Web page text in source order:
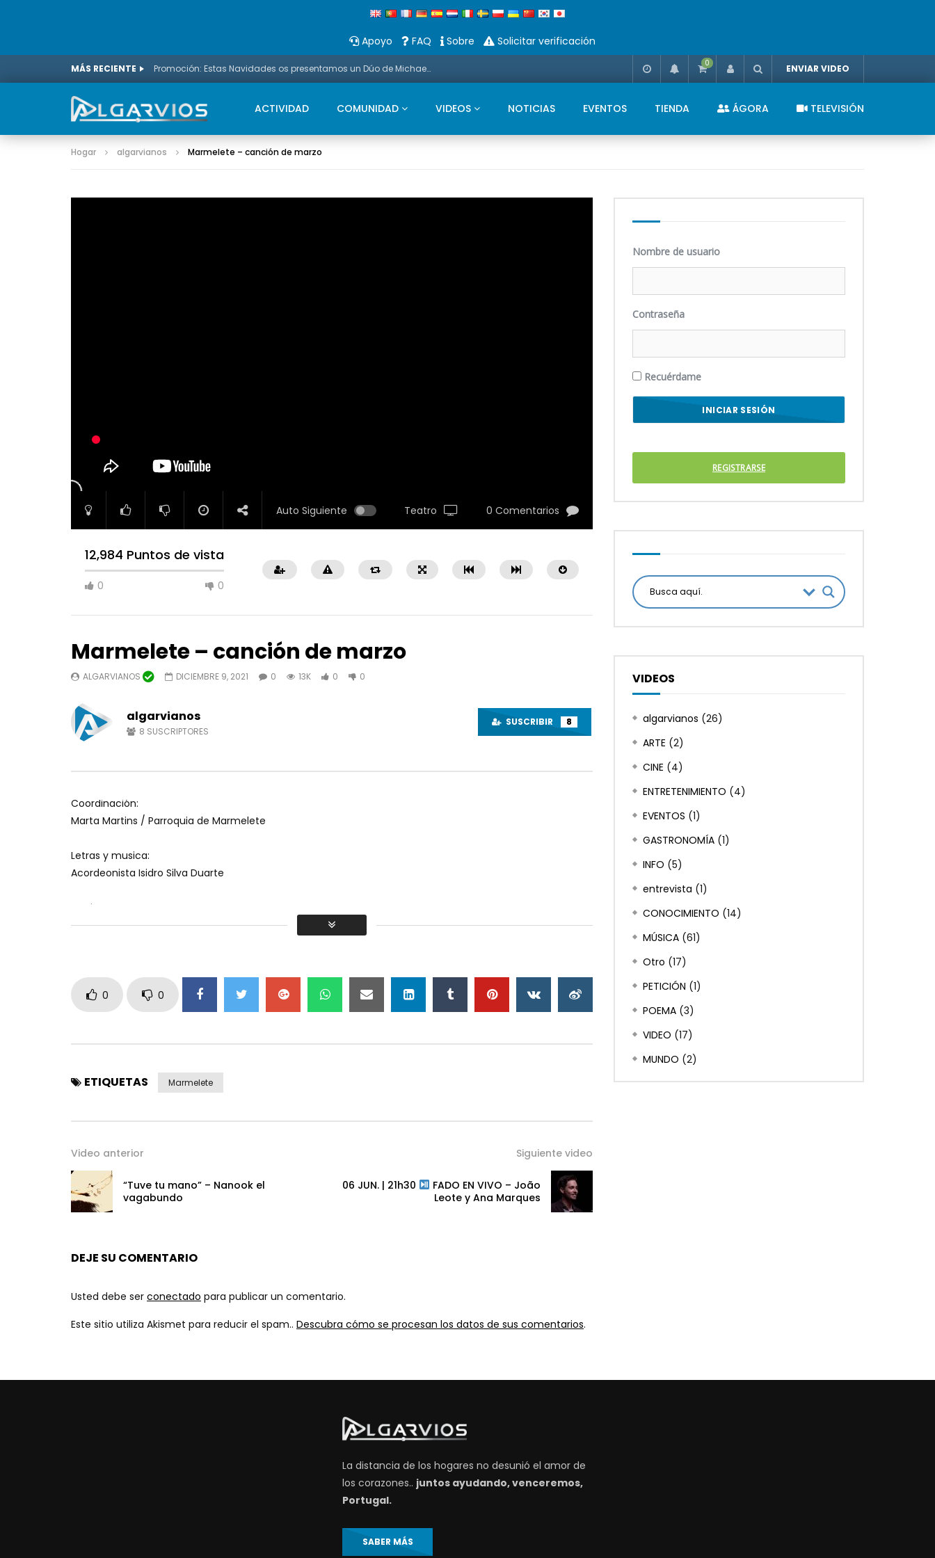
Apoyo FAQ Sobre Solicitar verificación
MÁS RECIENTE Promoción: Estas Navidades os presentamos un Dúo de Michael Bubble Y Saxo 0 ENVIAR VIDEO
ACTIVIDAD COMUNIDAD VIDEOS NOTICIAS EVENTOS TIENDA ÁGORA TELEVISIÓN
Hogar algarvianos Marmelete – canción de marzo
Auto Siguiente Teatro 0 Comentarios
12,984 Puntos de vista
0 0
TV Algarvios
01:48:24
AL Mouraria e Convidados –
ALGARVIANOS
JUNIO 28, 2024
ALGARVIANOS
0
Marmelete – canción de marzo
ALGARVIANOS DICIEMBRE 9, 2021 0 13K 0 0
algarvianos
8 SUSCRIPTORES
SUSCRIBIR 8
Coordinación:
Marta Martins / Parroquia de Marmelete
Letras y musica:
Acordeonista Isidro Silva Duarte
Partitura:
Eulalia Nunes
Carlos Manuel Encarnação Gonçalves
Acordeonista / Vocalista:
Estudio MonSerra
Estudios InforArte
0 0
ETIQUETAS Marmelete
Video anterior
“Tuve tu mano” – Nanook el
vagabundo
Siguiente video
06 JUN. | 21h30
FADO EN VIVO – João
Leote y Ana Marques
DEJE SU COMENTARIO
Usted debe ser conectado para publicar un comentario.
Este sitio utiliza Akismet para reducir el spam.. Descubra cómo se procesan los datos de sus comentarios.
Nombre de usuario
Contraseña
Recuérdame
REGISTRARSE
VIDEOS
algarvianos (26)
ARTE (2)
CINE (4)
ENTRETENIMIENTO (4)
EVENTOS (1)
GASTRONOMÍA (1)
INFO (5)
entrevista (1)
CONOCIMIENTO (14)
MÚSICA (61)
Otro (17)
PETICIÓN (1)
POEMA (3)
VIDEO (17)
MUNDO (2)
La distancia de los hogares no desunió el amor de
los corazones.. juntos ayudando, venceremos,
Portugal.
SABER MÁS